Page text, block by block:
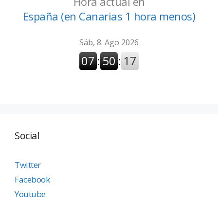
España (en Canarias 1 hora menos)
Social
Twitter
Facebook
Youtube